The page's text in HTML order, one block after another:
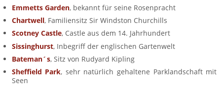
Emmetts Garden, bekannt für seine Rosenpracht
Chartwell, Familiensitz Sir Windston Churchills
Scotney Castle, Castle aus dem 14. Jahrhundert
Sissinghurst, Inbegriff der englischen Gartenwelt
Bateman´s, Sitz von Rudyard Kipling
Sheffield Park, sehr natürlich gehaltene Parklandschaft mit
Seen